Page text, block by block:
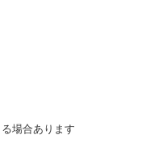
場合あります